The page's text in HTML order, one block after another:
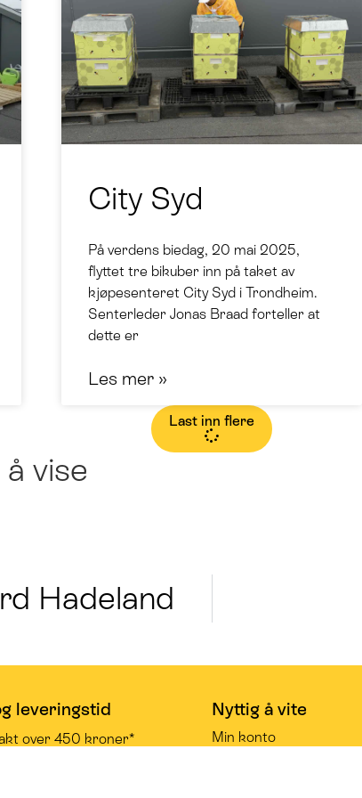
City Syd
På verdens biedag, 20 mai 2025,
flyttet tre bikuber inn på taket av
kjøpesenteret City Syd i Trondheim.
Senterleder Jonas Braad forteller at
dette er
Les mer »
Last inn flere
vise
Hadeland
leveringstid
over 450 kroner*
Nyttig å vite
Min konto